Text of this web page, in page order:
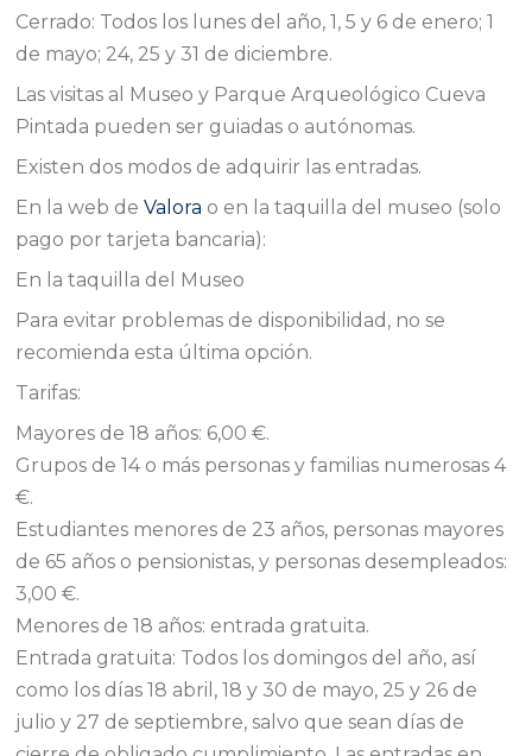
Cerrado: Todos los lunes del año, 1, 5 y 6 de enero; 1
de mayo; 24, 25 y 31 de diciembre.
Las visitas al Museo y Parque Arqueológico Cueva
Pintada pueden ser guiadas o autónomas.
Existen dos modos de adquirir las entradas.
En la web deValora o en la taquilla del museo (solo
pago por tarjeta bancaria):
En la taquilla del Museo
Para evitar problemas de disponibilidad, no se
recomienda esta última opción.
Tarifas:
Mayores de 18 años: 6,00 €.
Grupos de 14 o más personas y familias numerosas 4
€.
Estudiantes menores de 23 años, personas mayores
de 65 años o pensionistas, y personas desempleados:
3,00 €.
Menores de 18 años: entrada gratuita.
Entrada gratuita: Todos los domingos del año, así
como los días 18 abril, 18 y 30 de mayo, 25 y 26 de
julio y 27 de septiembre, salvo que sean días de